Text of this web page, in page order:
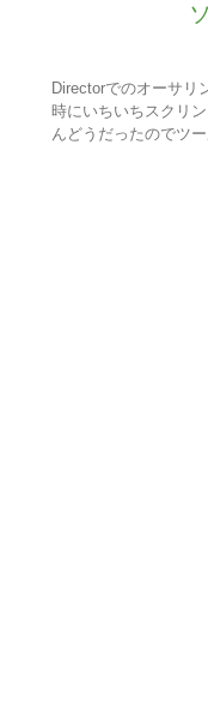
Directorでのオーサリ
時にいちいちスクリ
んどうだったのでツー